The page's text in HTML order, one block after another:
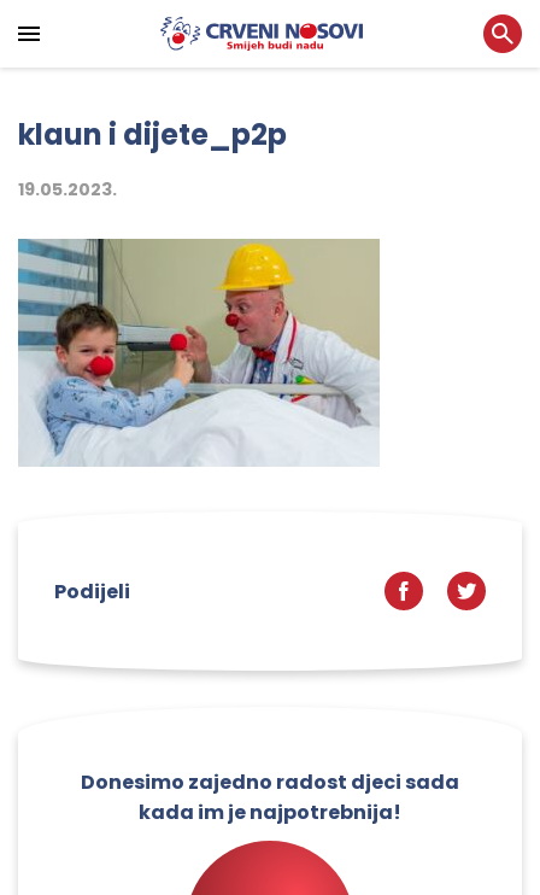
klaun i dijete_p2p
19.05.2023.
Podijeli
Donesimo zajedno radost djeci sada
kada im je najpotrebnija!